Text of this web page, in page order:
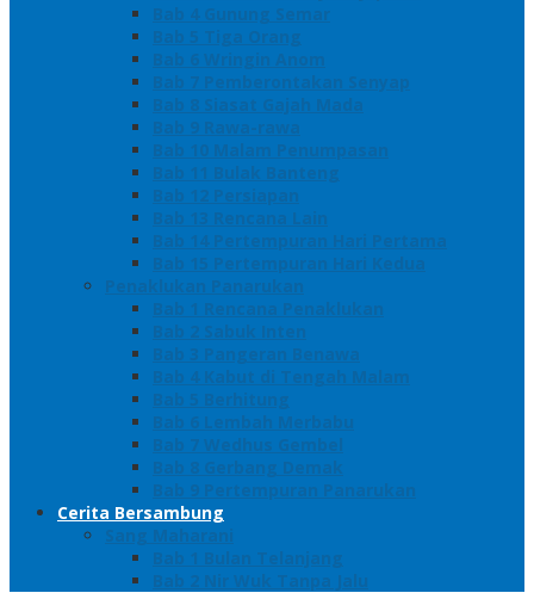
Bab 4 Gunung Semar
Bab 5 Tiga Orang
Bab 6 Wringin Anom
Bab 7 Pemberontakan Senyap
Bab 8 Siasat Gajah Mada
Bab 9 Rawa-rawa
Bab 10 Malam Penumpasan
Bab 11 Bulak Banteng
Bab 12 Persiapan
Bab 13 Rencana Lain
Bab 14 Pertempuran Hari Pertama
Bab 15 Pertempuran Hari Kedua
Penaklukan Panarukan
Bab 1 Rencana Penaklukan
Bab 2 Sabuk Inten
Bab 3 Pangeran Benawa
Bab 4 Kabut di Tengah Malam
Bab 5 Berhitung
Bab 6 Lembah Merbabu
Bab 7 Wedhus Gembel
Bab 8 Gerbang Demak
Bab 9 Pertempuran Panarukan
Cerita Bersambung
Sang Maharani
Bab 1 Bulan Telanjang
Bab 2 Nir Wuk Tanpa Jalu